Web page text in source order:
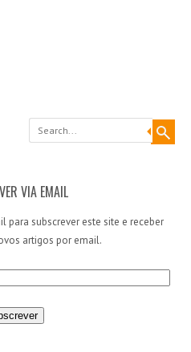
Search
VIA EMAIL
para subscrever este site e receber
artigos por email.